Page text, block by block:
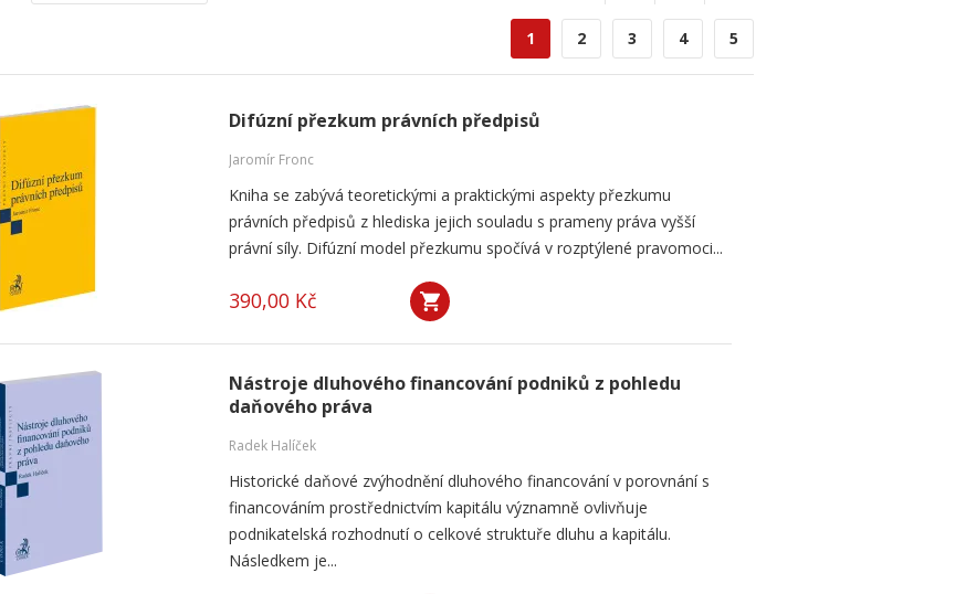
1 2 3 4 5
Difúzní přezkum právních předpisů
Jaromír Fronc
Kniha se zabývá teoretickými a praktickými aspekty přezkumu
právních předpisů z hlediska jejich souladu s prameny práva vyšší
právní síly. Difúzní model přezkumu spočívá v rozptýlené pravomoci...
390,00 Kč
Nástroje dluhového financování podniků z pohledu
daňového práva
Radek Halíček
Historické daňové zvýhodnění dluhového financování v porovnání s
financováním prostřednictvím kapitálu významně ovlivňuje
podnikatelská rozhodnutí o celkové struktuře dluhu a kapitálu.
Následkem je...